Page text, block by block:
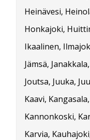
Heinävesi,
Honkajoki,
Ikaalinen,
Jämsä,
Joutsa, Juuka,
Kaavi,
Kannonkoski,
Karvia,